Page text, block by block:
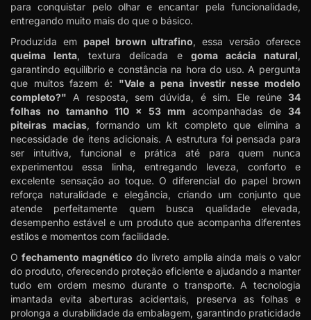
para conquistar pelo olhar e encantar pela funcionalidade,
entregando muito mais do que o básico.
Produzida em papel brown ultrafino, essa versão oferece
queima lenta, textura delicada e goma acácia natural,
garantindo equilíbrio e constância na hora do uso. A pergunta
que muitos fazem é: "Vale a pena investir nesse modelo
completo?" A resposta, sem dúvida, é sim. Ele reúne 34
folhas no tamanho 110 x 53 mm acompanhadas de 34
piteiras macias, formando um kit completo que elimina a
necessidade de itens adicionais. A estrutura foi pensada para
ser intuitiva, funcional e prática até para quem nunca
experimentou essa linha, entregando leveza, conforto e
excelente sensação ao toque. O diferencial do papel brown
reforça naturalidade e elegância, criando um conjunto que
atende perfeitamente quem busca qualidade elevada,
desempenho estável e um produto que acompanha diferentes
estilos e momentos com facilidade.
Ofechamento magnético do livreto amplia ainda mais o valor
do produto, oferecendo proteção eficiente e ajudando a manter
tudo em ordem mesmo durante o transporte. A tecnologia
imantada evita aberturas acidentais, preserva as folhas e
prolonga a durabilidade da embalagem, garantindo praticidade